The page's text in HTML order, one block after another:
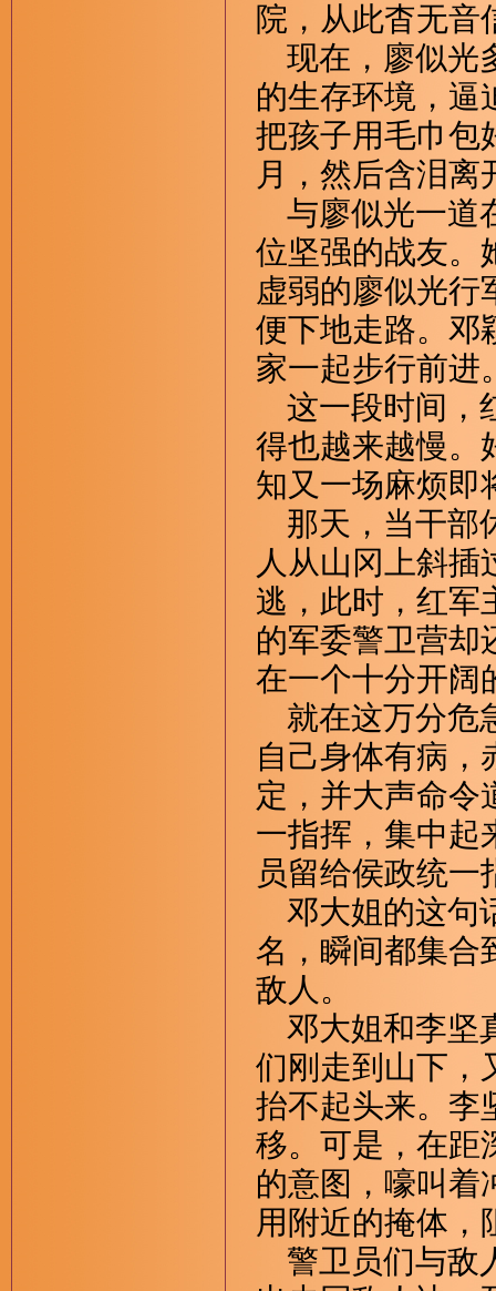
院，从此杳无音
现在，廖似光
的生存环境，逼
把孩子用毛巾包
月，然后含泪离
与廖似光一道
位坚强的战友。
虚弱的廖似光行
便下地走路。邓
家一起步行前进
这一段时间，
得也越来越慢。
知又一场麻烦即
那天，当干部
人从山冈上斜
逃，此时，红军
的军委警卫营却
在一个十分开阔
就在这万分危
自己身体有病，
定，并大声命令
一指挥，集中起
员留给侯政统一
邓大姐的这句
名，瞬间都集合
敌人。
邓大姐和李坚
们刚走到山下，
抬不起头来。李
移。可是，在距
的意图，嚎叫着
用附近的掩体，
警卫员们与敌